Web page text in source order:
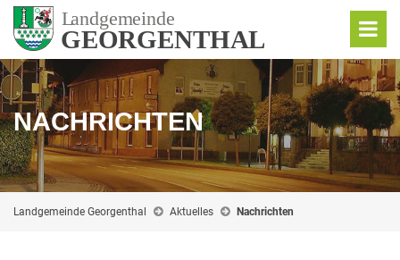
NACHRICHTEN
Landgemeinde Georgenthal Aktuelles Nachrichten